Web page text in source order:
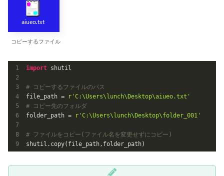
コピーするファイル
import shutil
# コピーするファイルのパス
file_path =
r'C:\Users\lunch\Desktop\aiueo.txt'
# コピー先のフォルダ
folder_path =
r'C:\Users\lunch\Desktop\folder_001'
# ファイルをコピー(ファイル名を変更せずにコピー)
shutil.copy(file_path,folder_path)